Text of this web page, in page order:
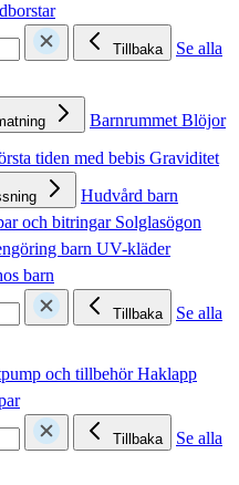
Tillbaka
Se alla
BarnrummetBlöjor
tiden med bebis Graviditet
Hudvård barn
och bitringar Solglasögon
barn UV-kläder
barn
Tillbaka
Se alla
och tillbehörHaklapp
Tillbaka
Se alla